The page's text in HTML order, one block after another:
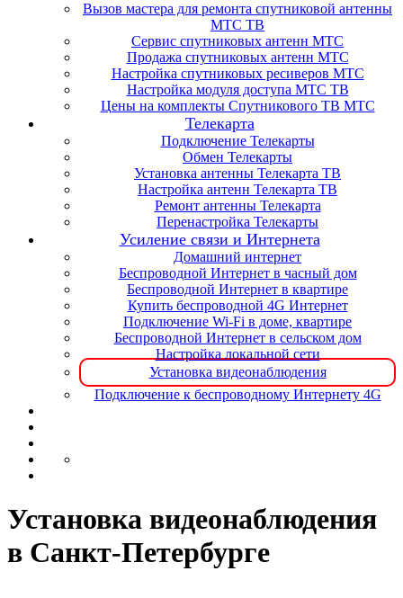
Вызов мастера для ремонта спутниковой антенны
МТС ТВ
Сервис спутниковых антенн МТС
Продажа спутниковых антенн МТС
Настройка спутниковых ресиверов МТС
Настройка модуля доступа МТС ТВ
Цены на комплекты Спутникового ТВ МТС
Телекарта
Подключение Телекарты
Обмен Телекарты
Установка антенны Телекарта ТВ
Настройка антенн Телекарта ТВ
Ремонт антенны Телекарта
Перенастройка Телекарты
Усиление связи и Интернета
Домашний интернет
Беспроводной Интернет в часный дом
Беспроводной Интернет в квартире
Купить беспроводной 4G Интернет
Подключение Wi-Fi в доме, квартире
Беспроводной Интернет в сельском дом
Настройка локальной сети
Установка видеонаблюдения
Подключение к беспроводному Интернету 4G
Установка видеонаблюдения
в Санкт-Петербурге